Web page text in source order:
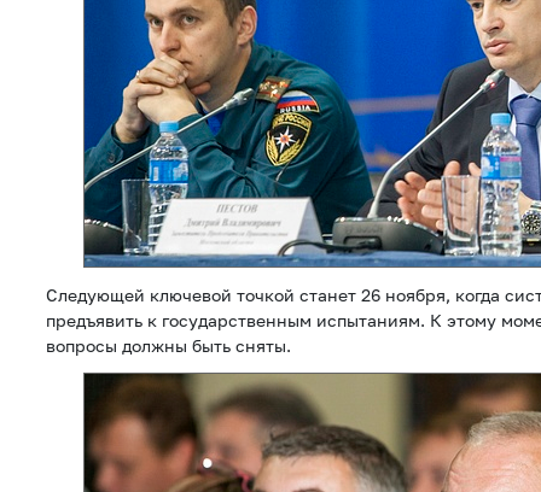
Следующей ключевой точкой станет 26 ноября, когда
предъявить к государственным испытаниям. К этому
вопросы должны быть сняты.